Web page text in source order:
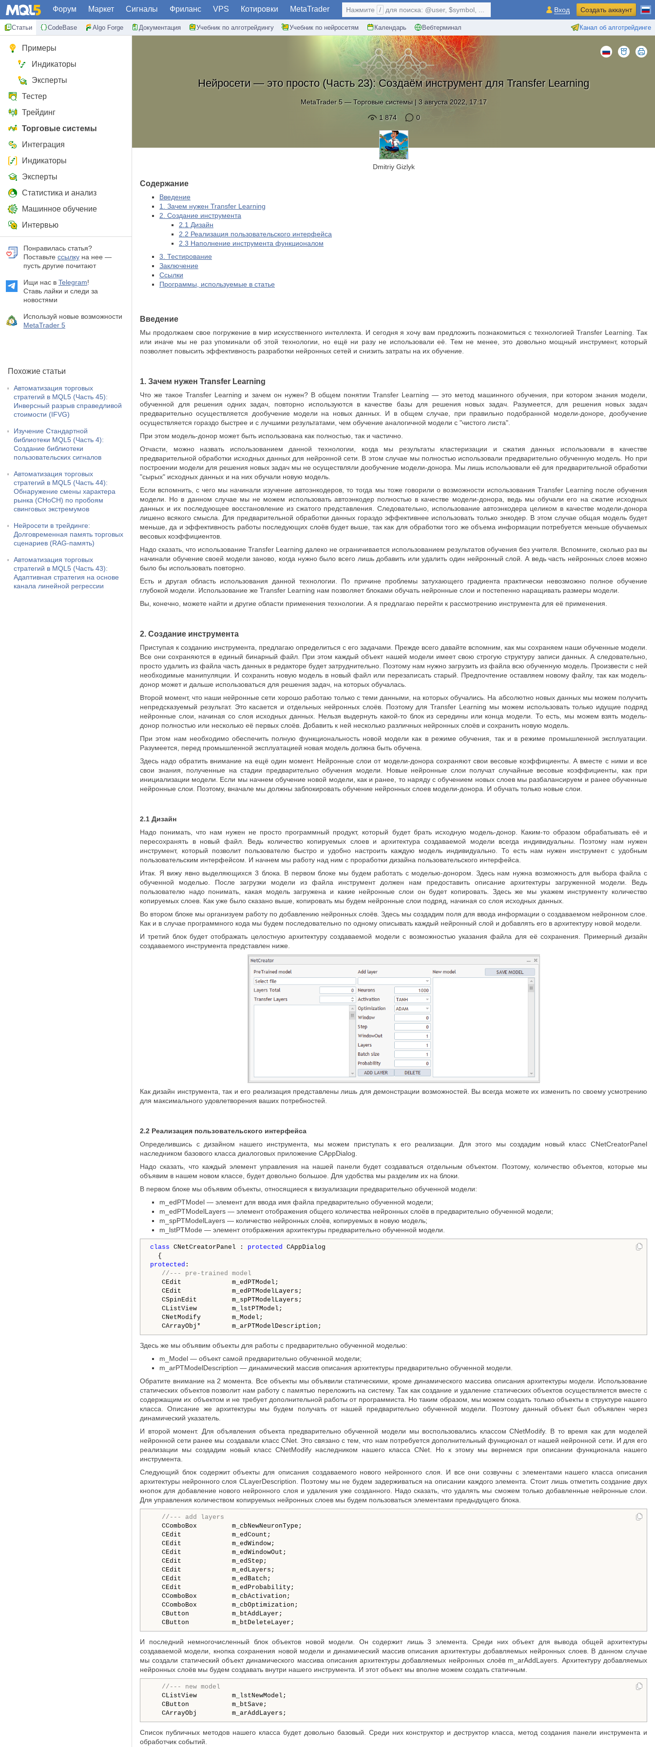
Форум Маркет Сигналы Фриланс VPS Котировки MetaTrader
Статьи CodeBase Algo Forge Документация Учебник по алготрейдингу Учебник по нейросетям Календарь Вебтерминал Канал об алготрейдинге
Нажмите / для поиска: @user, $symbol, ... Вход Создать аккаунт
Примеры
Индикаторы
Эксперты
Тестер
Трейдинг
Торговые системы
Интеграция
Индикаторы
Эксперты
Статистика и анализ
Машинное обучение
Интервью
Понравилась статья?
Поставьте ссылку на нее —
пусть другие почитают
Ищи нас в Telegram!
Ставь лайки и следи за
новостями
Используй новые возможности
MetaTrader 5
Похожие статьи
Автоматизация торговых
стратегий в MQL5 (Часть 45):
Инверсный разрыв справедливой
стоимости (IFVG)
Изучение Стандартной
библиотеки MQL5 (Часть 4):
Создание библиотеки
пользовательских сигналов
Автоматизация торговых
стратегий в MQL5 (Часть 44):
Обнаружение смены характера
рынка (CHoCH) по пробоям
свинговых экстремумов
Нейросети в трейдинге:
Долговременная память торговых
сценариев (RAG-память)
Автоматизация торговых
стратегий в MQL5 (Часть 43):
Адаптивная стратегия на основе
канала линейной регрессии
Нейросети — это просто (Часть 23): Создаём инструмент для Transfer Learning
MetaTrader 5— Торговые системы|3 августа 2022, 17:17
1 874
0
Dmitriy Gizlyk
Содержание
Введение
1. Зачем нужен Transfer Learning
2. Создание инструмента
2.1 Дизайн
2.2 Реализация пользовательского интерфейса
2.3 Наполнение инструмента функционалом
3. Тестирование
Заключение
Ссылки
Программы, используемые в статье
Введение
Мы продолжаем свое погружение в мир искусственного интеллекта. И сегодня я хочу вам предложить познакомиться с технологией Transfer Learning. Так
или иначе мы не раз упоминали об этой технологии, но ещё ни разу не использовали её. Тем не менее, это довольно мощный инструмент, который
позволяет повысить эффективность разработки нейронных сетей и снизить затраты на их обучение.
1. Зачем нужен Transfer Learning
Что же такое Transfer Learning и зачем он нужен? В общем понятии Transfer Learning — это метод машинного обучения, при котором знания модели,
обученной для решения одних задач, повторно используются в качестве базы для решения новых задач. Разумеется, для решения новых задач
предварительно осуществляется дообучение модели на новых данных. И в общем случае, при правильно подобранной модели-доноре, дообучение
осуществляется гораздо быстрее и с лучшими результатами, чем обучение аналогичной модели с "чистого листа".
При этом модель-донор может быть использована как полностью, так и частично.
Отчасти, можно назвать использованием данной технологии, когда мы результаты кластеризации и сжатия данных использовали в качестве
предварительной обработки исходных данных для нейронной сети. В этом случае мы полностью использовали предварительно обученную модель. Но при
построении модели для решения новых задач мы не осуществляли дообучение модели-донора. Мы лишь использовали её для предварительной обработки
"сырых" исходных данных и на них обучали новую модель.
Если вспомнить, с чего мы начинали изучение автоэнкодеров, то тогда мы тоже говорили о возможности использования Transfer Learning после обучения
модели. Но в данном случае мы не можем использовать автоэнкодер полностью в качестве модели-донора, ведь мы обучали его на сжатие исходных
данных и их последующее восстановление из сжатого представления. Следовательно, использование автоэнкодера целиком в качестве модели-донора
лишено всякого смысла. Для предварительной обработки данных гораздо эффективнее использовать только энкодер. В этом случае общая модель будет
меньше, да и эффективность работы последующих слоёв будет выше, так как для обработки того же объема информации потребуется меньше обучаемых
весовых коэффициентов.
Надо сказать, что использование Transfer Learning далеко не ограничивается использованием результатов обучения без учителя. Вспомните, сколько раз вы
начинали обучение своей модели заново, когда нужно было всего лишь добавить или удалить один нейронный слой. А ведь часть нейронных слоев можно
было бы использовать повторно.
Есть и другая область использования данной технологии. По причине проблемы затухающего градиента практически невозможно полное обучение
глубокой модели. Использование же Transfer Learning нам позволяет блоками обучать нейронные слои и постепенно наращивать размеры модели.
Вы, конечно, можете найти и другие области применения технологии. А я предлагаю перейти к рассмотрению инструмента для её применения.
2. Создание инструмента
Приступая к созданию инструмента, предлагаю определиться с его задачами. Прежде всего давайте вспомним, как мы сохраняем наши обученные модели.
Все они сохраняются в единый бинарный файл. При этом каждый объект нашей модели имеет свою строгую структуру записи данных. А следовательно,
просто удалить из файла часть данных в редакторе будет затруднительно. Поэтому нам нужно загрузить из файла всю обученную модель. Произвести с ней
необходимые манипуляции. И сохранить новую модель в новый файл или перезаписать старый. Предпочтение оставляем новому файлу, так как модель-
донор может и дальше использоваться для решения задач, на которых обучалась.
Второй момент, что наши нейронные сети хорошо работаю только с теми данными, на которых обучались. На абсолютно новых данных мы можем получить
непредсказуемый результат. Это касается и отдельных нейронных слоёв. Поэтому для Transfer Learning мы можем использовать только идущие подряд
нейронные слои, начиная со слоя исходных данных. Нельзя выдернуть какой-то блок из середины или конца модели. То есть, мы можем взять модель-
донор полностью или несколько её первых слоёв. Добавить к ней несколько различных нейронных слоёв и сохранить новую модель.
При этом нам необходимо обеспечить полную функциональность новой модели как в режиме обучения, так и в режиме промышленной эксплуатации.
Разумеется, перед промышленной эксплуатацией новая модель должна быть обучена.
Здесь надо обратить внимание на ещё один момент. Нейронные слои от модели-донора сохраняют свои весовые коэффициенты. А вместе с ними и все
свои знания, полученные на стадии предварительно обучения модели. Новые нейронные слои получат случайные весовые коэффициенты, как при
инициализации модели. Если мы начнем обучение новой модели, как и ранее, то наряду с обучением новых слоев мы разбалансируем и ранее обученные
нейронные слои. Поэтому, вначале мы должны заблокировать обучение нейронных слоев модели-донора. И обучать только новые слои.
2.1 Дизайн
Надо понимать, что нам нужен не просто программный продукт, который будет брать исходную модель-донор. Каким-то образом обрабатывать её и
пересохранять в новый файл. Ведь количество копируемых слоев и архитектура создаваемой модели всегда индивидуальны. Поэтому нам нужен
инструмент, который позволит пользователю быстро и удобно настроить каждую модель индивидуально. То есть нам нужен инструмент с удобным
пользовательским интерфейсом. И начнем мы работу над ним с проработки дизайна пользовательского интерфейса.
Итак. Я вижу явно выделяющихся 3 блока. В первом блоке мы будем работать с моделью-донором. Здесь нам нужна возможность для выбора файла с
обученной моделью. После загрузки модели из файла инструмент должен нам предоставить описание архитектуры загруженной модели. Ведь
пользователю надо понимать, какая модель загружена и какие нейронные слои он будет копировать. Здесь же мы укажем инструменту количество
копируемых слоев. Как уже было сказано выше, копировать мы будем нейронные слои подряд, начиная со слоя исходных данных.
Во втором блоке мы организуем работу по добавлению нейронных слоёв. Здесь мы создадим поля для ввода информации о создаваемом нейронном слое.
Как и в случае программного кода мы будем последовательно по одному описывать каждый нейронный слой и добавлять его в архитектуру новой модели.
И третий блок будет отображать целостную архитектуру создаваемой модели с возможностью указания файла для её сохранения. Примерный дизайн
создаваемого инструмента представлен ниже.
Как дизайн инструмента, так и его реализация представлены лишь для демонстрации возможностей. Вы всегда можете их изменить по своему усмотрению
для максимального удовлетворения ваших потребностей.
2.2 Реализация пользовательского интерфейса
Определившись с дизайном нашего инструмента, мы можем приступать к его реализации. Для этого мы создадим новый класс CNetCreatorPanel
наследником базового класса диалоговых приложение CAppDialog.
Надо сказать, что каждый элемент управления на нашей панели будет создаваться отдельным объектом. Поэтому, количество объектов, которые мы
объявим в нашем новом классе, будет довольно большое. Для удобства мы разделим их на блоки.
В первом блоке мы объявим объекты, относящиеся к визуализации предварительно обученной модели:
m_edPTModel — элемент для ввода имя файла предварительно обученной модели;
m_edPTModelLayers — элемент отображения общего количества нейронных слоёв в предварительно обученной модели;
m_spPTModelLayers — количество нейронных слоёв, копируемых в новую модель;
m_lstPTMode — элемент отображения архитектуры предварительно обученной модели.
class CNetCreatorPanel : protected
CAppDialog
protected :
//--- pre-trained model
CEdit             m_edPTModel;
CEdit             m_edPTModelLayers;
CSpinEdit         m_spPTModelLayers;
CListView         m_lstPTModel;
   CNetModify        m_Model;
Здесь же мы объявим объекты для работы с предварительно обученной моделью:
m_Model — объект самой предварительно обученной модели;
m_arPTModelDescription — динамический массив описания архитектуры предварительно обученной модели.
Обратите внимание на 2 момента. Все объекты мы объявили статическими, кроме динамического массива описания архитектуры модели. Использование
статических объектов позволит нам работу с памятью переложить на систему. Так как создание и удаление статических объектов осуществляется вместе с
содержащим их объектом и не требует дополнительной работы от программиста. Но таким образом, мы можем создать только объекты в структуре нашего
класса. Описание же архитектуры мы будем получать от нашей предварительно обученной модели. Поэтому данный объект был объявлен через
динамический указатель.
И второй момент. Для объявления объекта предварительно обученной модели мы воспользовались классом CNetModify. В то время как для моделей
нейронной сети ранее мы создавали класс CNet. Это связано с тем, что нам потребуется дополнительный функционал от нашей нейронной сети. И для его
реализации мы создадим новый класс CNetModify наследником нашего класса CNet. Но к этому мы вернемся при описании функционала нашего
инструмента.
Следующий блок содержит объекты для описания создаваемого нового нейронного слоя. И все они созвучны с элементами нашего класса описания
архитектуры нейронного слоя CLayerDescription. Поэтому мы не будем задерживаться на описании каждого элемента. Стоит лишь отметить создание двух
кнопок для добавление нового нейронного слоя и удаления уже созданного. Надо сказать, что удалять мы сможем только добавленные нейронные слои.
Для управления количеством копируемых нейронных слоев мы будем пользоваться элементами предыдущего блока.
//--- add layers
CComboBox         m_cbNewNeuronType;
CEdit             m_edCount;
CEdit             m_edWindow;
CEdit             m_edWindowOut;
CEdit             m_edStep;
CEdit             m_edLayers;
CEdit             m_edBatch;
CEdit             m_edProbability;
CComboBox         m_cbActivation;
CComboBox         m_cbOptimization;
CButton           m_btAddLayer;
И последний немногочисленный блок объектов новой модели. Он содержит лишь 3 элемента. Среди них объект для вывода общей архитектуры
создаваемой модели, кнопка сохранения новой модели и динамический массив описания архитектуры добавляемых нейронных слоев. В данном случае
мысоздали статический объект динамического массива описания архитектуры добавляемых нейронных слоёв m_arAddLayers. Архитектуру добавляемых
нейронных слоёв мы будем создавать внутри нашего инструмента. И этот объект мы вполне можем создать статичным.
//--- new model
CListView         m_lstNewModel;
CButton           m_btSave;
   CArrayObj         m_arAddLayers;
Список публичных методов нашего класса будет довольно базовый. Среди них конструктор и деструктор класса, метод создания панели инструмента и
обработчик событий.